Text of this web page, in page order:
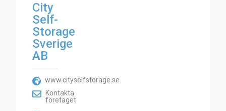
City
Self-
Storage
Sverige
AB
www.cityselfstorage.se
Kontakta
företaget